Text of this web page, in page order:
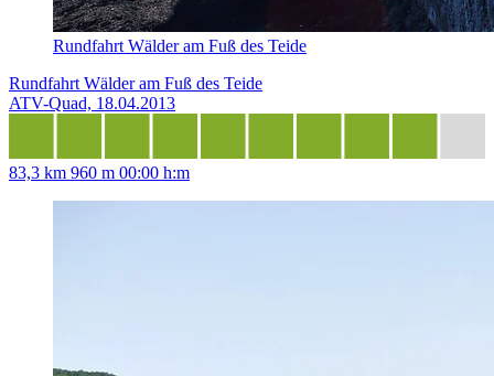
Rundfahrt Wälder am Fuß des Teide
Rundfahrt Wälder am Fuß des Teide
ATV-Quad, 18.04.2013
83,3 km 960 m 00:00 h:m